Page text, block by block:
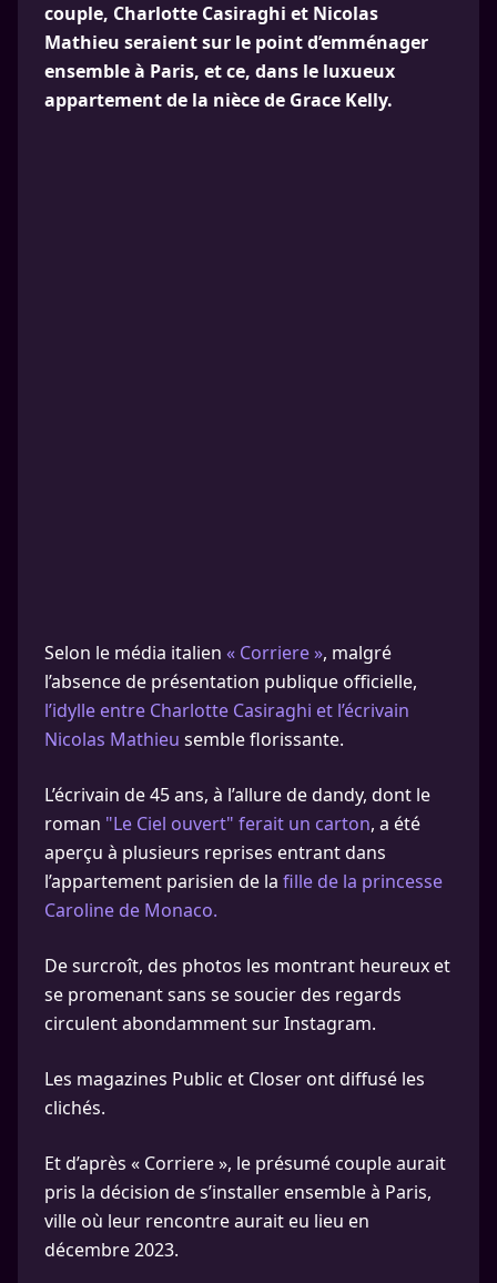
couple, Charlotte Casiraghi et Nicolas
Mathieu seraient sur le point d’emménager
ensemble à Paris, et ce, dans le luxueux
appartement de la nièce de Grace Kelly.
Selon le média italien « Corriere », malgré
l’absence de présentation publique officielle,
l’idylle entre Charlotte Casiraghi et l’écrivain
Nicolas Mathieu semble florissante.
L’écrivain de 45 ans, à l’allure de dandy, dont le
roman "Le Ciel ouvert" ferait un carton, a été
aperçu à plusieurs reprises entrant dans
l’appartement parisien de la fille de la princesse
Caroline de Monaco.
De surcroît, des photos les montrant heureux et
se promenant sans se soucier des regards
circulent abondamment sur Instagram.
Les magazines Public et Closer ont diffusé les
clichés.
Et d’après « Corriere », le présumé couple aurait
pris la décision de s’installer ensemble à Paris,
ville où leur rencontre aurait eu lieu en
décembre 2023.